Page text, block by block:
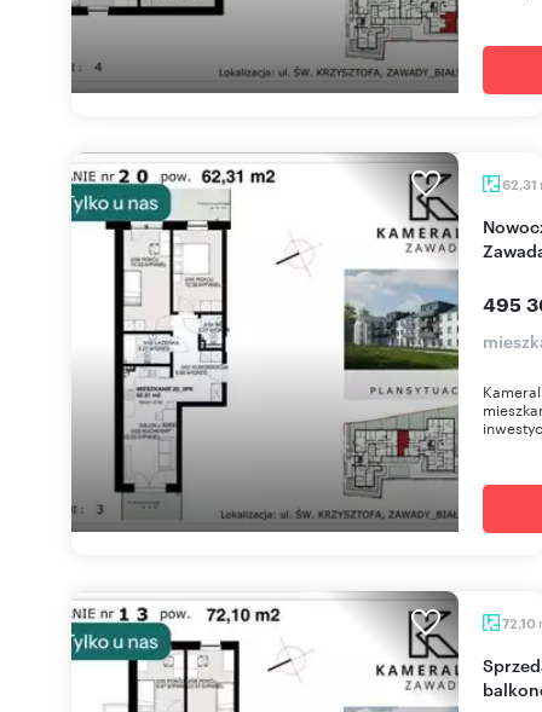
62,31
Nowoczesne 3-pokojowe z ogródkiem w
495
72,10
Sprzedam nowoczesne 4-pokojowe mieszkanie z